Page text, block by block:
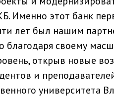
Именно этот банк
лет был нашим
благодаря своему
открыв новые
и
университета